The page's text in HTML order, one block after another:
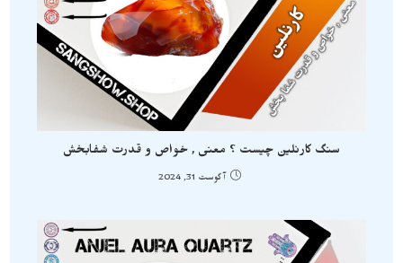
سنگ کارنلین چیست ؟ معنی , خواص و قدرت شفابخش
آگوست 31, 2024